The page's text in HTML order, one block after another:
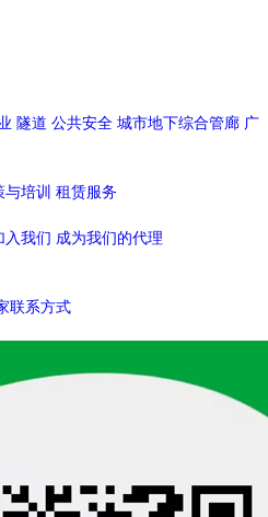
隧道 公共安全 城市地下综合管廊 广
与培训 租赁服务
入我们 成为我们的代理